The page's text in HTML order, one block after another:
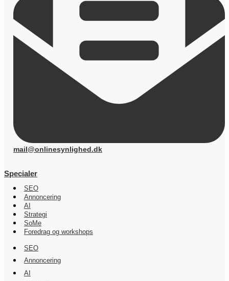
mail@onlinesynlighed.dk
Specialer
SEO
Annoncering
AI
Strategi
SoMe
Foredrag og workshops
SEO
Annoncering
AI